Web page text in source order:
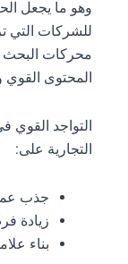
وهو ما يجعل
للشركات التي
محركات البحث
المحتوى القوي
التواجد القوي
التجارية على:
جذب
زيادة
بناء